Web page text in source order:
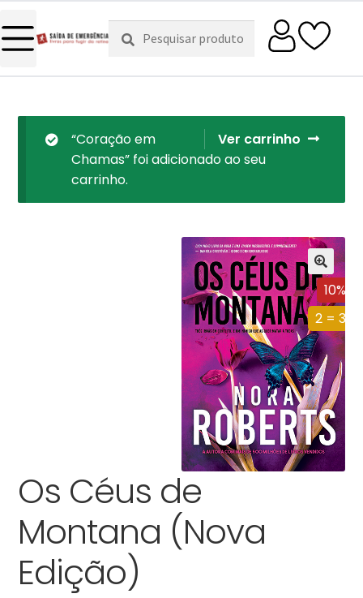
Pesquisar
por:
Pesquisa
Ver carrinho
“Coração em
Chamas” foi adicionado ao seu
carrinho.
10%
2 = 3
Os Céus de
Montana (Nova
Edição)